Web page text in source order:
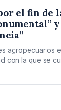
el fin de
agropecuarios
con la que se